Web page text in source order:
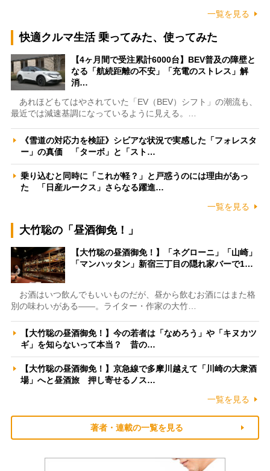
一覧を見る
快適クルマ生活 乗ってみた、使ってみた
【4ヶ月間で受注累計6000台】BEV普及の障壁と
なる「航続距離の不安」「充電のストレス」解
消…
あれほどもてはやされていた「EV（BEV）シフト」の潮流も、
最近では減速基調になっているように見える。…
《雪道の対応力を検証》シビアな状況で実感した「フォレスタ
ー」の真価 「ターボ」と「スト…
乗り込むと同時に「これが軽？」と戸惑うのには理由があっ
た 「日産ルークス」さらなる躍進…
一覧を見る
大竹聡の「昼酒御免！」
【大竹聡の昼酒御免！】「ネグローニ」「山崎」
「マンハッタン」新宿三丁目の隠れ家バーで1…
お酒はいつ飲んでもいいものだが、昼から飲むお酒にはまた格
別の味わいがある――。ライター・作家の大竹…
【大竹聡の昼酒御免！】今の若者は「なめろう」や「キヌカツ
ギ」を知らないって本当？ 昔の…
【大竹聡の昼酒御免！】京急線で多摩川越えて「川崎の大衆酒
場」へと昼酒旅 押し寄せるノス…
一覧を見る
著者・連載の一覧を見る